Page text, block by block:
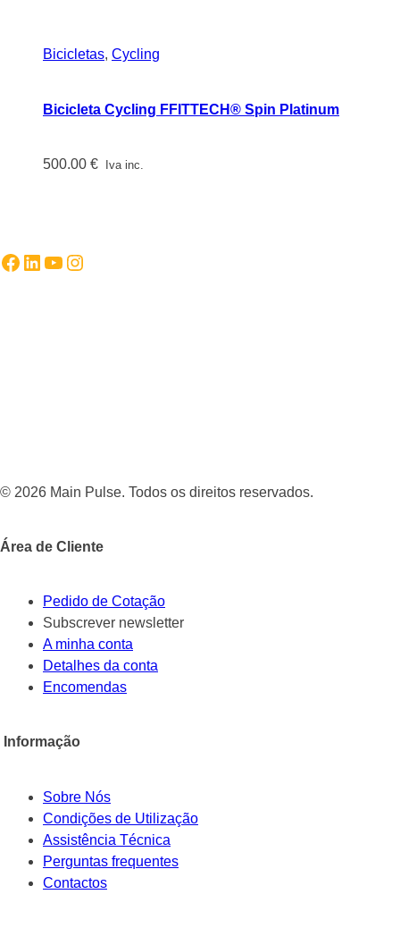
Bicicletas, Cycling
Bicicleta Cycling FFITTECH® Spin Platinum
500.00 € Iva inc.
Facebook
LinkedIn
YouTube
Instagram
© 2026 Main Pulse. Todos os direitos reservados.
Área de Cliente
Pedido de Cotação
Subscrever newsletter
A minha conta
Detalhes da conta
Encomendas
Informação
Sobre Nós
Condições de Utilização
Assistência Técnica
Perguntas frequentes
Contactos